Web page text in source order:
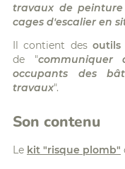
travaux de
cages d'escalier en
Il contient des outils
de "communiquer
occupants des
travaux".
Son contenu
Le kit "risque plomb"